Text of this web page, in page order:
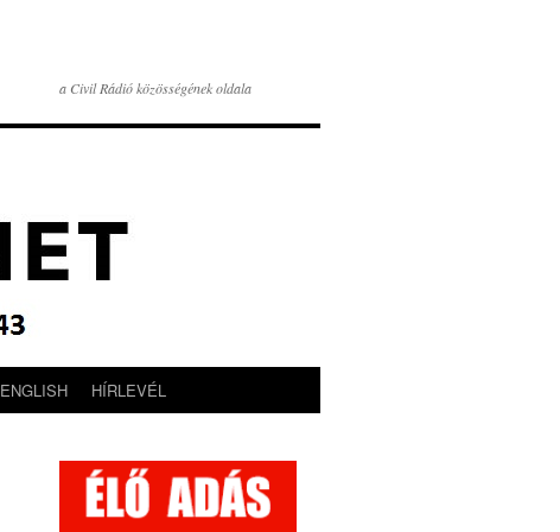
a Civil Rádió közösségének oldala
ENGLISH HÍRLEVÉL